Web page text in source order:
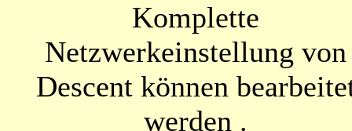
Komplette
Netzwerkeinstellung von
Descent können
werden .